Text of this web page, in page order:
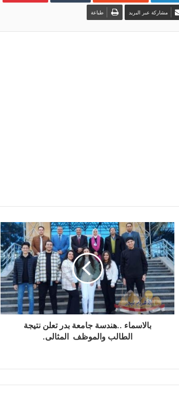
مشاركة عبر البريد طباعة
بالاسماء ..هندسة جامعة بدر تعلن نتيجة
الطالب والموظف المثالى.